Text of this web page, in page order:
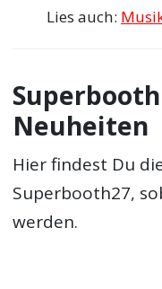
Lies auch:
Neuheiten
Hier findest Du
Superbooth27,
werden.